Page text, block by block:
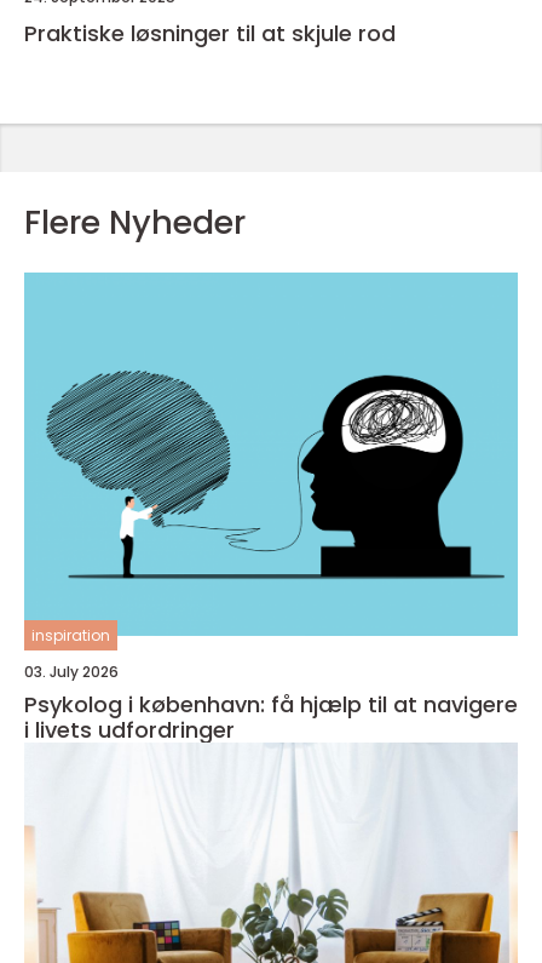
Praktiske løsninger til at skjule rod
Flere Nyheder
inspiration
03. July 2026
Psykolog i københavn: få hjælp til at navigere
i livets udfordringer